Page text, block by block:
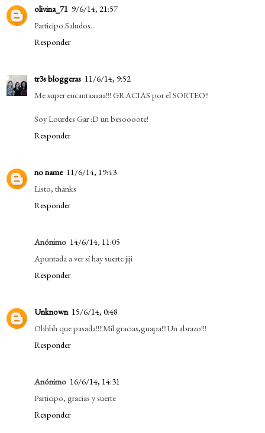
olivina_71 9/6/14, 21:57
Participo.Saludos...
Responder
tr3s bloggeras 11/6/14, 9:52
Me super encantaaaaa!!! GRACIAS por el SORTEO!!
Soy Lourdes Gar :D un besoooote!
Responder
no name 11/6/14, 19:43
Listo, thanks
Responder
Anónimo 14/6/14, 11:05
Apuntada a ver sí hay suerte jiji
Responder
Unknown 15/6/14, 0:48
Ohhhh que pasada!!!!Mil gracias,guapa!!!Un abrazo!!!
Responder
Anónimo 16/6/14, 14:31
Participo, gracias y suerte
Responder